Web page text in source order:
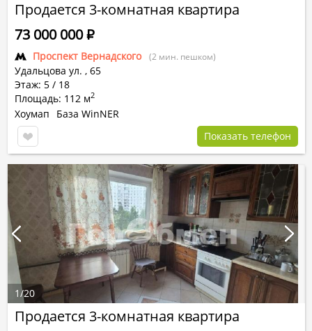
Продается 3-комнатная квартира
Проспект Вернадского (2 мин. пешком)
Удальцова ул. , 65
Этаж: 5 / 18
Площадь: 112 м2
73 000 000Р
Хоумап
База WinNER
Показать телефон
Продается 3-комнатная квартира
1/20